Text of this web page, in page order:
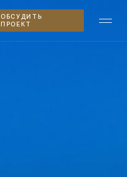
ОБСУДИТЬ
ПРОЕКТ